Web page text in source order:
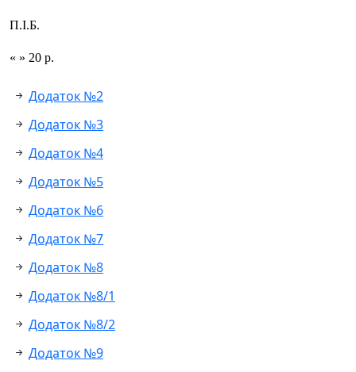
П.І.Б.
« » 20 р.
Додаток №2
Додаток №3
Додаток №4
Додаток №5
Додаток №6
Додаток №7
Додаток №8
Додаток №8/1
Додаток №8/2
Додаток №9